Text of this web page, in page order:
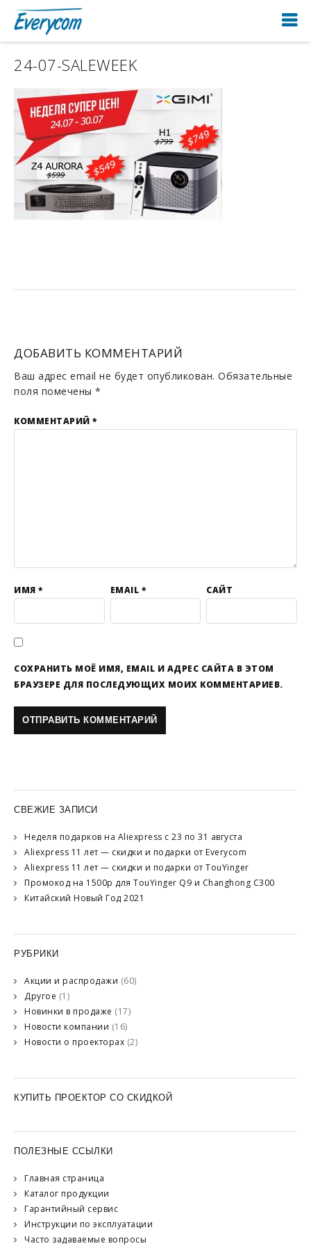
24-07-SALEWEEK
ДОБАВИТЬ КОММЕНТАРИЙ
Ваш адрес email не будет опубликован. Обязательные
поля помечены *
КОММЕНТАРИЙ *
ИМЯ * EMAIL * САЙТ
СОХРАНИТЬ МОЁ ИМЯ, EMAIL И АДРЕС САЙТА В ЭТОМ
БРАУЗЕРЕ ДЛЯ ПОСЛЕДУЮЩИХ МОИХ КОММЕНТАРИЕВ.
СВЕЖИЕ ЗАПИСИ
Неделя подарков на Aliexpress с 23 по 31 августа
Aliexpress 11 лет — скидки и подарки от Everycom
Aliexpress 11 лет — скидки и подарки от TouYinger
Промокод на 1500р для TouYinger Q9 и Changhong C300
Китайский Новый Год 2021
РУБРИКИ
Акции и распродажи (60)
Другое (1)
Новинки в продаже (17)
Новости компании (16)
Новости о проекторах (2)
КУПИТЬ ПРОЕКТОР СО СКИДКОЙ
ПОЛЕЗНЫЕ ССЫЛКИ
Главная страница
Каталог продукции
Гарантийный сервис
Инструкции по эксплуатации
Часто задаваемые вопросы